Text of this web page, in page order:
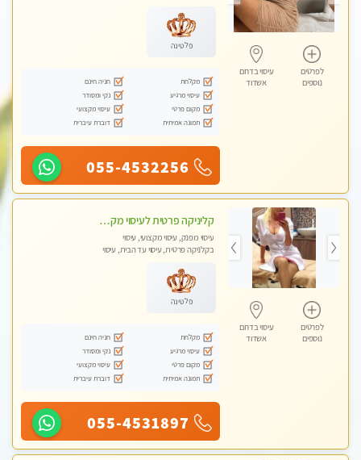
לפרטים
נוספים
עיסוי בדרום
אשדוד
פלטינה
מקלחת
חניה חינם
עיסוי מרגיע
נקי ומסודר
מקום פרטי
עיסוי מקצועי
תמונה אמיתית
דוברת עיברית
055-4532256
לפרטים
נוספים
עיסוי בדרום
אשדוד
קליניקה פרטית לעיסוי מקצועי ואלטרנטיבי ברמה גבוהה VIP תתקשר ..... highly recommended..new in the city
עיסוי מפנק, עיסוי מקצועי, עיסוי
בקלניקה פרטית, עיסוי עד הבית, עיסוי
פלטינה
מקלחת
חניה חינם
עיסוי מרגיע
נקי ומסודר
מקום פרטי
עיסוי מקצועי
תמונה אמיתית
דוברת עיברית
055-4531897